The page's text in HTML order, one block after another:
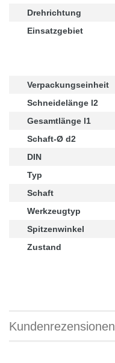
Drehrichtung
Einsatzgebiet
Verpackungseinheit
Schneidelänge l2
Gesamtlänge l1
Schaft-Ø d2
DIN
Typ
Schaft
Werkzeugtyp
Spitzenwinkel
Zustand
Kundenrezensionen